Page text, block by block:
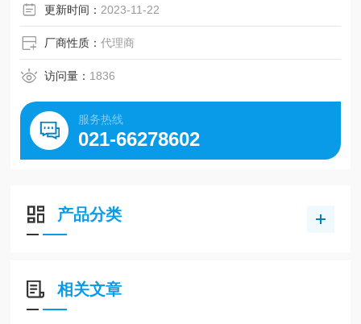
更新时间： 2023-11-22
厂商性质：代理商
访问量： 1836
服务热线
021-66278602
产品分类
相关文章